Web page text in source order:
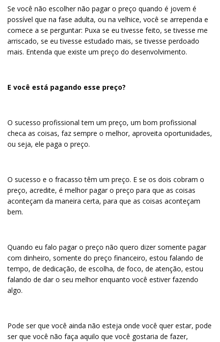
Se você não escolher não pagar o preço quando é jovem é
possível que na fase adulta, ou na velhice, você se arrependa e
comece a se perguntar: Puxa se eu tivesse feito, se tivesse me
arriscado, se eu tivesse estudado mais, se tivesse perdoado
mais. Entenda que existe um preço do desenvolvimento.
E você está pagando esse preço?
O sucesso profissional tem um preço, um bom profissional
checa as coisas, faz sempre o melhor, aproveita oportunidades,
ou seja, ele paga o preço.
O sucesso e o fracasso têm um preço. E se os dois cobram o
preço, acredite, é melhor pagar o preço para que as coisas
aconteçam da maneira certa, para que as coisas aconteçam
bem.
Quando eu falo pagar o preço não quero dizer somente pagar
com dinheiro, somente do preço financeiro, estou falando de
tempo, de dedicação, de escolha, de foco, de atenção, estou
falando de dar o seu melhor enquanto você estiver fazendo
algo.
Pode ser que você ainda não esteja onde você quer estar, pode
ser que você não faça aquilo que você gostaria de fazer,